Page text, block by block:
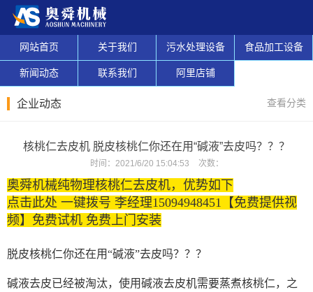
网站首页 关于我们 污水处理设备 食品加工设备
新闻动态 联系我们 阿里店铺
企业动态 查看分类
核桃仁去皮机 脱皮核桃仁你还在用“碱液”去皮吗？？？
时间： 2021/6/20 15:04:53 次数：
奥舜机械纯物理核桃仁去皮机，优势如下
点击此处 一键拨号 李经理15094948451【免费提供视
频】免费试机 免费上门安装
脱皮核桃仁你还在用“碱液”去皮吗？？？
碱液去皮已经被淘汰，使用碱液去皮机需要蒸煮核桃仁，之